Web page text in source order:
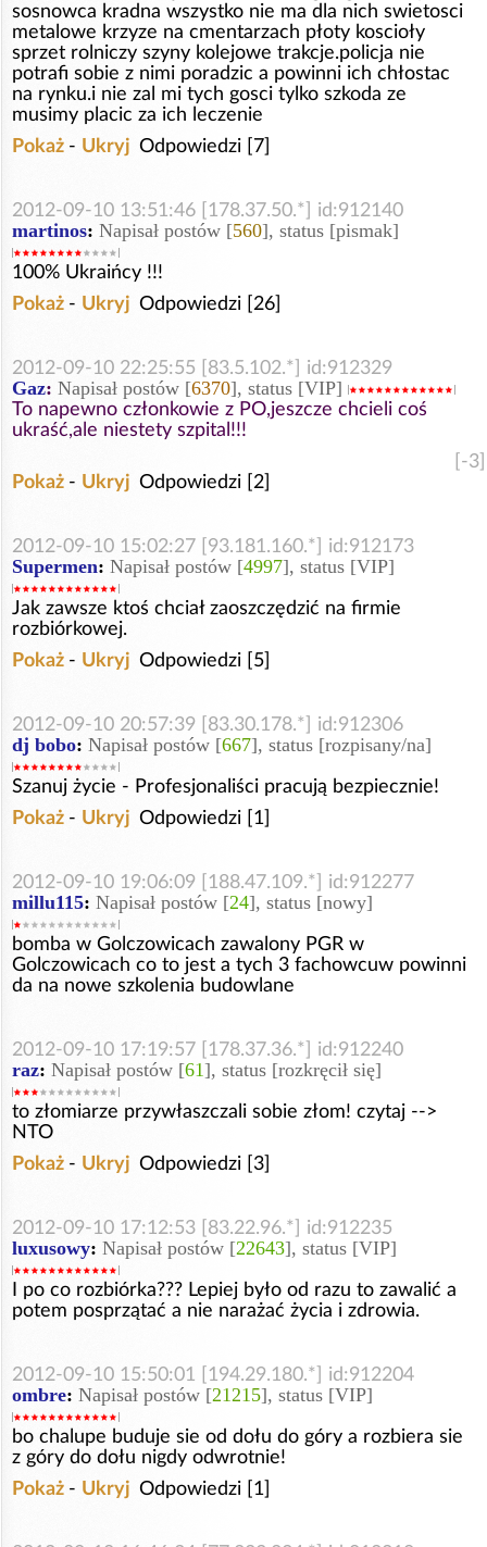
sosnowca kradna wszystko nie ma dla nich swietosci
metalowe krzyze na cmentarzach płoty koscioły
sprzet rolniczy szyny kolejowe trakcje.policja nie
potrafi sobie z nimi poradzic a powinni ich chłostac
na rynku.i nie zal mi tych gosci tylko szkoda ze
musimy placic za ich leczenie
Pokaż - Ukryj Odpowiedzi [7]
2012-09-10 13:51:46 [178.37.50.*] id:912140
martinos: Napisał postów [560], status [pismak]
100% Ukraińcy !!!
Pokaż - Ukryj Odpowiedzi [26]
2012-09-10 22:25:55 [83.5.102.*] id:912329
Gaz: Napisał postów [6370], status [VIP]
To napewno członkowie z PO,jeszcze chcieli coś
ukraść,ale niestety szpital!!!
[-3]
Pokaż - Ukryj Odpowiedzi [2]
2012-09-10 15:02:27 [93.181.160.*] id:912173
Supermen: Napisał postów [4997], status [VIP]
Jak zawsze ktoś chciał zaoszczędzić na firmie
rozbiórkowej.
Pokaż - Ukryj Odpowiedzi [5]
2012-09-10 20:57:39 [83.30.178.*] id:912306
dj bobo: Napisał postów [667], status [rozpisany/na]
Szanuj życie - Profesjonaliści pracują bezpiecznie!
Pokaż - Ukryj Odpowiedzi [1]
2012-09-10 19:06:09 [188.47.109.*] id:912277
millu115: Napisał postów [24], status [nowy]
bomba w Golczowicach zawalony PGR w
Golczowicach co to jest a tych 3 fachowcuw powinni
da na nowe szkolenia budowlane
2012-09-10 17:19:57 [178.37.36.*] id:912240
raz: Napisał postów [61], status [rozkręcił się]
to złomiarze przywłaszczali sobie złom! czytaj -->
NTO
Pokaż - Ukryj Odpowiedzi [3]
2012-09-10 17:12:53 [83.22.96.*] id:912235
luxusowy: Napisał postów [22643], status [VIP]
I po co rozbiórka??? Lepiej było od razu to zawalić a
potem posprzątać a nie narażać życia i zdrowia.
2012-09-10 15:50:01 [194.29.180.*] id:912204
ombre: Napisał postów [21215], status [VIP]
bo chalupe buduje sie od dołu do góry a rozbiera sie
z góry do dołu nigdy odwrotnie!
Pokaż - Ukryj Odpowiedzi [1]